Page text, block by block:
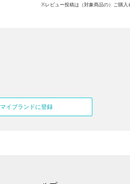
※レビュー投稿は（対象商品の）ご購
マイブランドに登録